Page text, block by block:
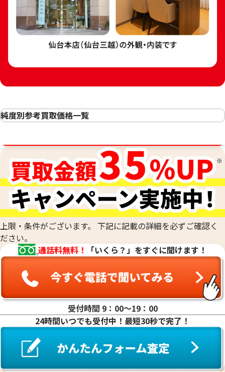
24金 (K24) カレンダー 新星工業 子
3.5g
104,100円
3g
89,200円
18金 (K18) 喜平リング
3.4g
参考買取価格
円
18金 (K18) 喜平リ
3.2g
71,900
純度別参考買取価格一覧
22金（K22）の買取
21.6金(K21.6)の買取
20金（K20）の買取
18金(K18)の買取
14金（K14）の買取
12金（K12）の買取
10金（K10）の買取
9金（K9）の買取
上限・条件がございます。 下記に記載の詳細を必ずご確認く
ださい。
通話料無料！
「いくら？」をすぐに聞けます！
受付時間 9：00〜19：00
24時間いつでも受付中！最短30秒で完了！